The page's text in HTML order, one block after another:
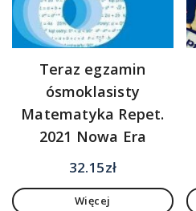
Teraz egzamin
ósmoklasisty
Matematyka Repet.
2021 Nowa Era
32.15zł
Więcej